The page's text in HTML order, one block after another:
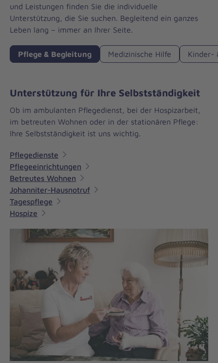
und Leistungen finden Sie die individuelle
Unterstützung, die Sie suchen. Begleitend ein ganzes
Leben lang – immer an Ihrer Seite.
Pflege & Begleitung Medizinische Hilfe Kinder-
Unterstützung für Ihre Selbstständigkeit
Ob im ambulanten Pflegedienst, bei der Hospizarbeit,
im betreuten Wohnen oder in der stationären Pflege:
Ihre Selbstständigkeit ist uns wichtig.
Pflegedienste
Pflegeeinrichtungen
Betreutes Wohnen
Johanniter-Hausnotruf
Tagespflege
Hospize